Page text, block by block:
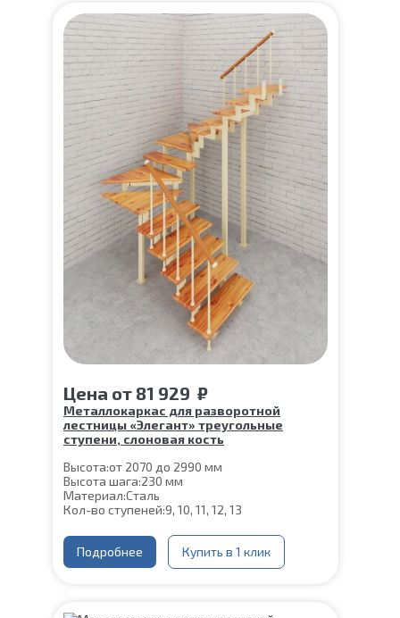
Цена от 81 929 ₽
Металлокаркас для разворотной
лестницы «Элегант» треугольные
ступени, слоновая кость
Высота:от 2070 до 2990 мм
Высота шага:230 мм
Материал:Сталь
Кол-во ступеней:9, 10, 11, 12, 13
Подробнее Купить в 1 клик